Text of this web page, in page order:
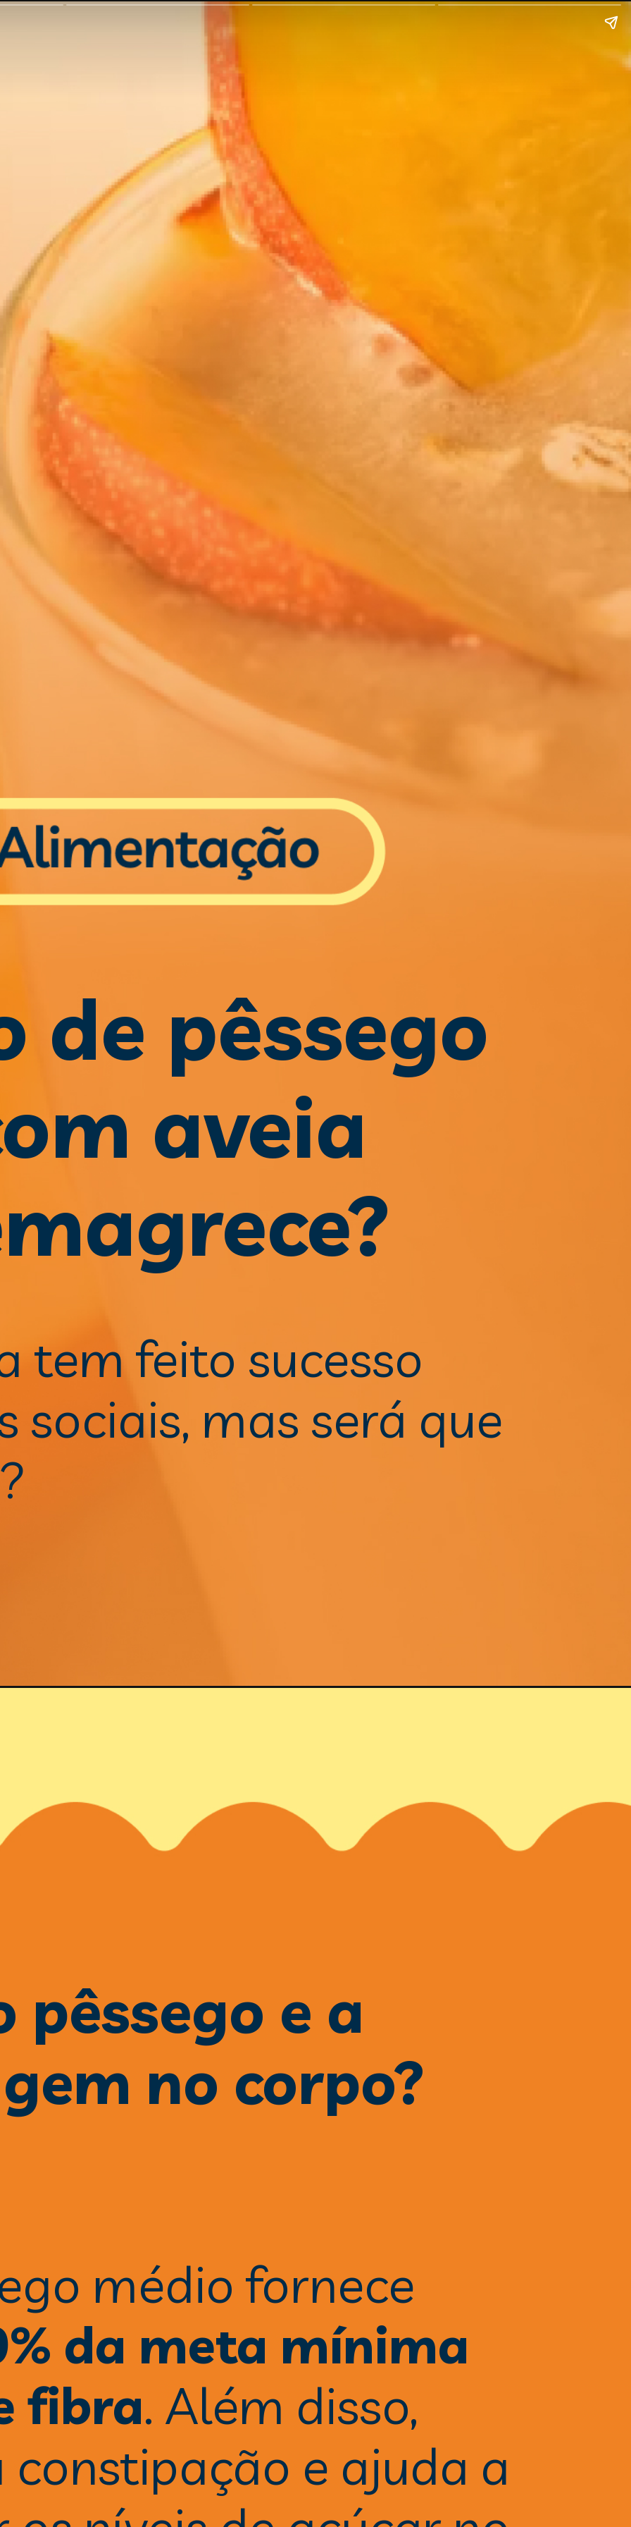
de pêssego
aveia
tem feito sucesso
sociais, mas será que
médio fornece
da meta mínima
fibra. Além disso,
constipação e ajuda a
pêssego e a
no corpo?